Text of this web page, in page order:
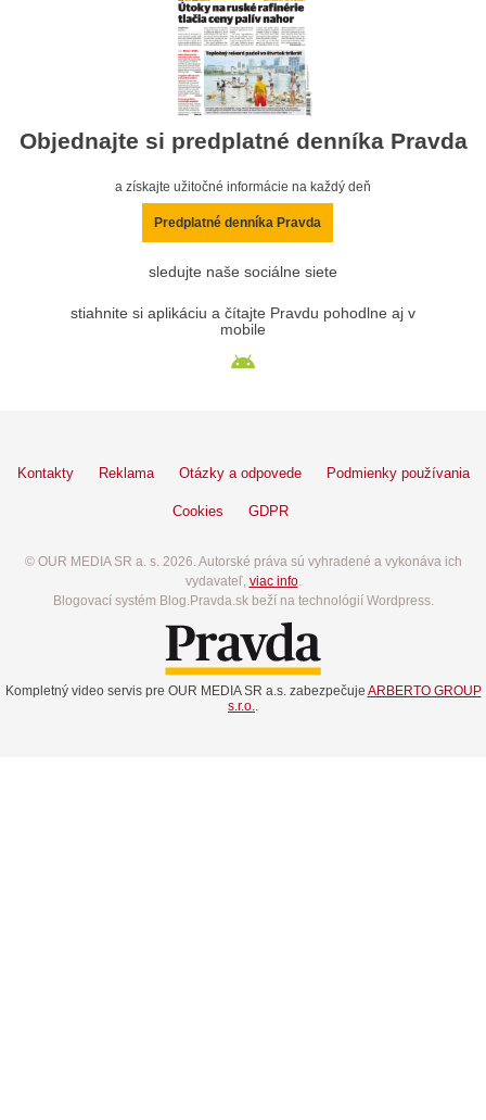
Objednajte si predplatné denníka Pravda
a získajte užitočné informácie na každý deň
Predplatné denníka Pravda
sledujte naše sociálne siete
stiahnite si aplikáciu a čítajte Pravdu pohodlne aj v
mobile
Kontakty Reklama Otázky a odpovede Podmienky používania
Cookies GDPR
© OUR MEDIA SR a. s. 2026. Autorské práva sú vyhradené a vykonáva ich
vydavateľ, viac info.
Blogovací systém Blog.Pravda.sk beží na technológií Wordpress.
Kompletný video servis pre OUR MEDIA SR a.s. zabezpečuje ARBERTO GROUP
s.r.o..